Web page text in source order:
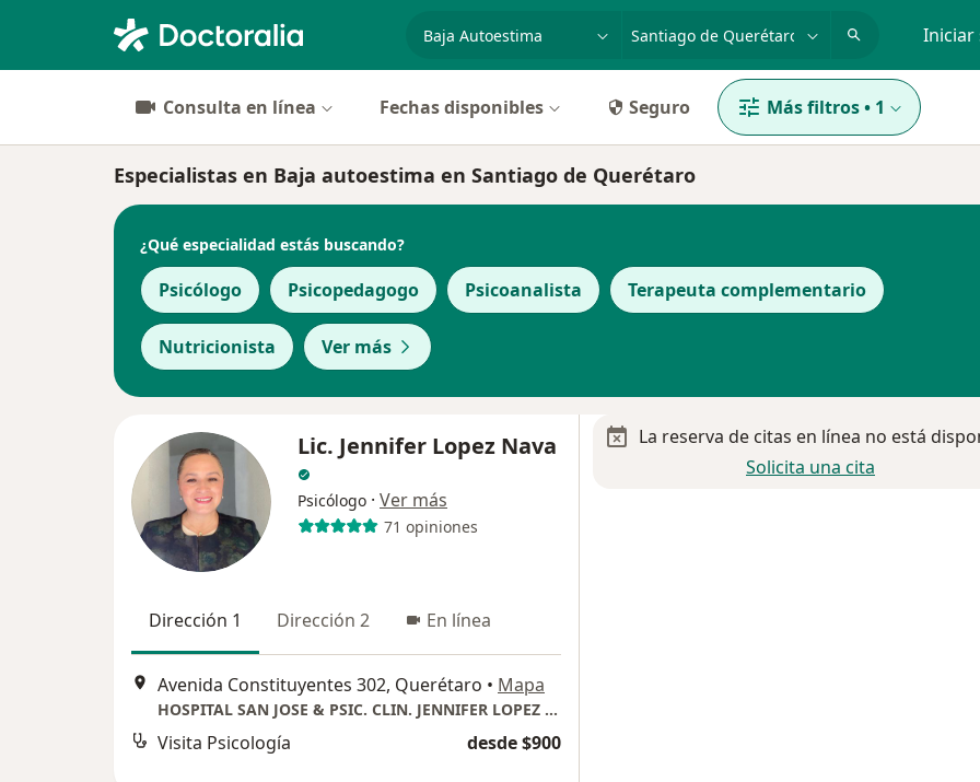
p. ej. Guadalajara Iniciar
Consulta en línea Fechas disponibles Seguro Más filtros• 1
Especialistas en Baja autoestima en Santiago de Querétaro
¿Qué especialidad estás buscando?
Psicólogo Psicopedagogo Psicoanalista Terapeuta complementario
Nutricionista Ver más
Lic. Jennifer Lopez Nava
Psicólogo · Ver más
71 opiniones
Dirección 1 Dirección 2 En línea
Avenida Constituyentes 302, Querétaro • Mapa
HOSPITAL SAN JOSE & PSIC. CLIN. JENNIFER LOPEZ NAVA
Visita Psicología desde $900
La reserva de citas en línea no está
Solicita una cita